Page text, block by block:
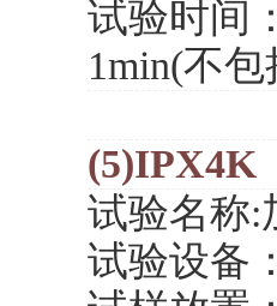
试验时间
1min(不
(5)IPX4K
试验名称:
试验设备